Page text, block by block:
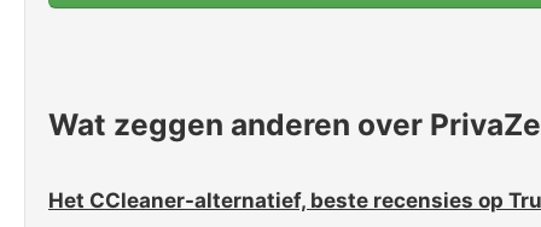
Wat zeggen anderen over
Het CCleaner-alternatief, beste recensies op